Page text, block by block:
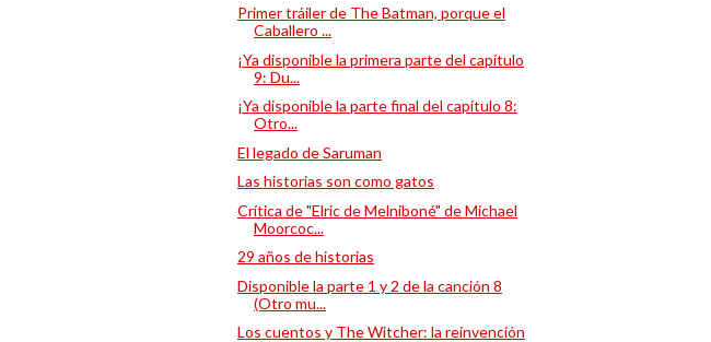
Primer tráiler de The Batman, porque el
Caballero ...
¡Ya disponible la primera parte del capítulo
9: Du...
¡Ya disponible la parte final del capítulo 8:
Otro...
El legado de Saruman
Las historias son como gatos
Crítica de "Elric de Melniboné" de Michael
Moorcoc...
29 años de historias
Disponible la parte 1 y 2 de la canción 8
(Otro mu...
Los cuentos y The Witcher: la reinvención